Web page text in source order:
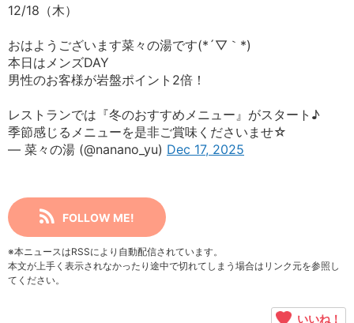
12/18（木）
おはようございます菜々の湯です(*´▽｀*)
本日はメンズDAY
男性のお客様が岩盤ポイント2倍！
レストランでは『冬のおすすめメニュー』がスタート♪
季節感じるメニューを是非ご賞味くださいませ☆
— 菜々の湯 (@nanano_yu) Dec 17, 2025
FOLLOW ME!
※本ニュースはRSSにより自動配信されています。
本文が上手く表示されなかったり途中で切れてしまう場合はリンク元を参照し
てください。
いいね！